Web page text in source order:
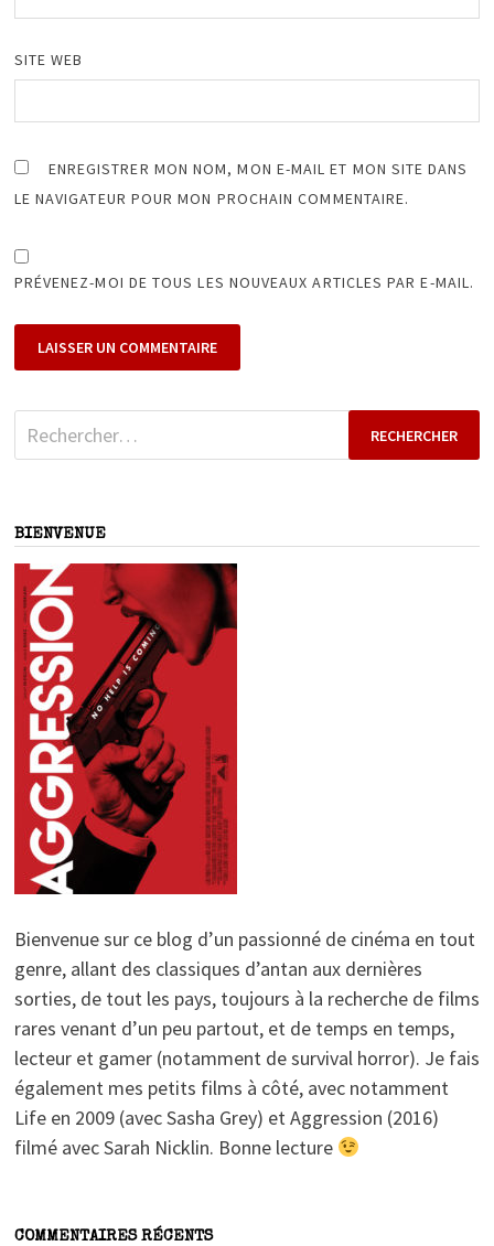
SITE WEB
ENREGISTRER MON NOM, MON E-MAIL ET MON SITE DANS
LE NAVIGATEUR POUR MON PROCHAIN COMMENTAIRE.
PRÉVENEZ-MOI DE TOUS LES NOUVEAUX ARTICLES PAR E-MAIL.
Rechercher :
BIENVENUE
Bienvenue sur ce blog d’un passionné de cinéma en tout
genre, allant des classiques d’antan aux dernières
sorties, de tout les pays, toujours à la recherche de films
rares venant d’un peu partout, et de temps en temps,
lecteur et gamer (notamment de survival horror). Je fais
également mes petits films à côté, avec notamment
Life en 2009 (avec Sasha Grey) et Aggression (2016)
filmé avec Sarah Nicklin. Bonne lecture
COMMENTAIRES RÉCENTS